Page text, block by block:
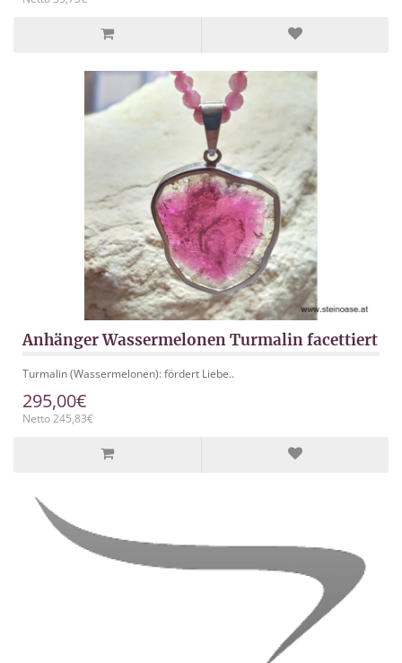
Anhänger Wassermelonen Turmalin facettiert
Turmalin (Wassermelonen): fördert Liebe..
295,00€
Netto 245,83€